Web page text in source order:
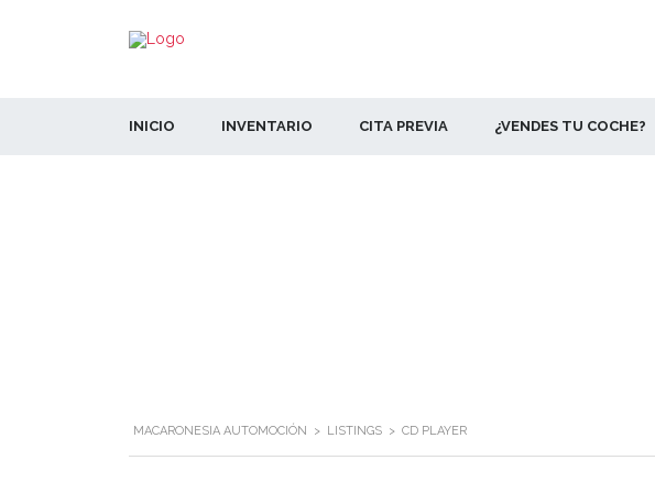
INICIO INVENTARIO CITA PREVIA ¿VENDES TU COCHE?
MACARONESIA AUTOMOCIÓN > LISTINGS > CD PLAYER